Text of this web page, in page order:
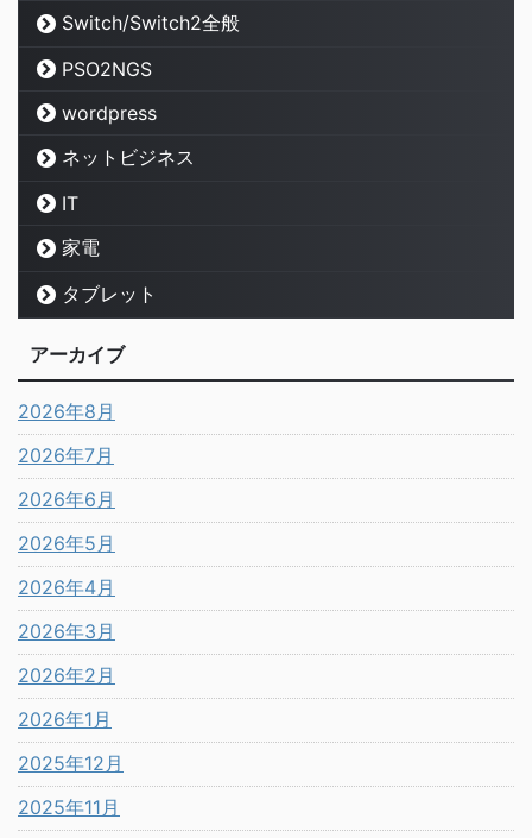
Switch/Switch2全般
PSO2NGS
wordpress
ネットビジネス
IT
家電
タブレット
アーカイブ
2026年8月
2026年7月
2026年6月
2026年5月
2026年4月
2026年3月
2026年2月
2026年1月
2025年12月
2025年11月